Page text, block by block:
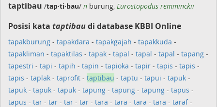
taptibau /tap·ti·bau/ n burung, Eurostopodus remminckii
Posisi kata taptibaudi database KBBI Online
tapakburung - tapakdara - tapakgajah - tapakkuda -
tapakliman - tapaktilas - tapak - tapal - tapal - tapal - tapang -
tapestri - tapi - tapih - tapin - tapioka - tapir - tapis - tapis -
tapis - taplak - taprofit - taptibau - taptu - tapui - tapuk -
tapuk - tapuk - tapuk - tapung - tapung - tapung - tapus -
tapus - tar - tar - tar - tar - tara - tara - tara - tara - taraf-